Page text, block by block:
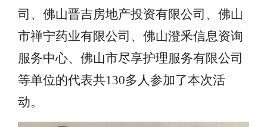
司、佛山晋吉房地产投资有限公司、佛山
市禅宁药业有限公司、佛山澄釆信息资询
服务中心、佛山市尽享护理服务有限公司
等单位的代表共130多人参加了本次活
动。